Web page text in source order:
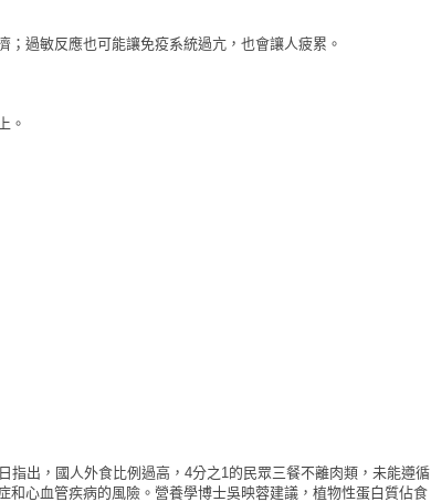
過敏反應也可能讓免疫系統過亢，也會讓人疲累。
。
指出，國人外食比例過高，4分之1的民眾三餐不離肉類，未能遵循
和心血管疾病的風險。營養學博士吳映蓉建議，植物性蛋白質佔食